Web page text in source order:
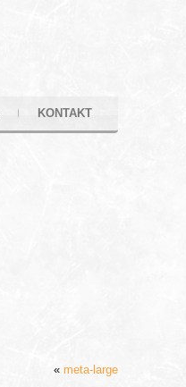
KONTAKT
« meta-large